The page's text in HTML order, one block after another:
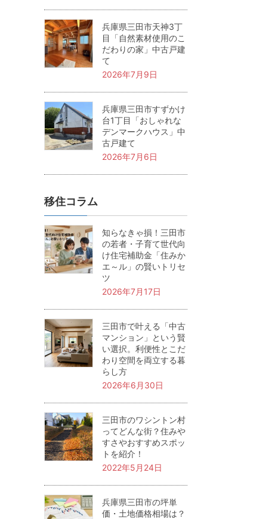
兵庫県三田市天神3丁
目「自然素材使用のこ
だわりの家」中古戸建
て
2026年7月9日
兵庫県三田市すずかけ
台1丁目「おしゃれな
デンマークハウス」中
古戸建て
2026年7月6日
移住コラム
知らなきゃ損！三田市
の若者・子育て世代向
け住宅補助金「住みか
エ～ル」の賢いトリセ
ツ
2026年7月17日
三田市で叶える「中古
マンション」という賢
い選択。利便性とこだ
わり空間を両立する暮
らし方
2026年6月30日
三田市のワシントン村
ってどんな街？住みや
すさやおすすめスポッ
トを紹介！
2022年5月24日
兵庫県三田市の坪単
価・土地価格相場は？